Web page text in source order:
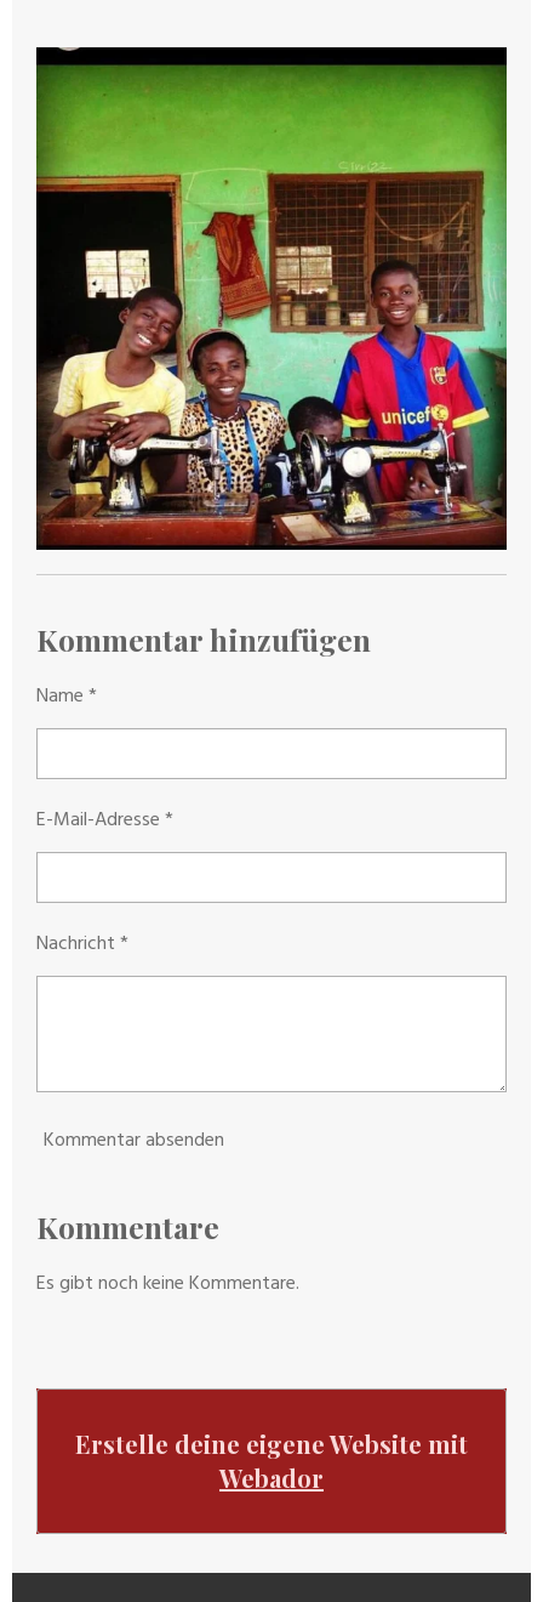
Kommentar hinzufügen
Name *
E-Mail-Adresse *
Nachricht *
Kommentar absenden
Kommentare
Es gibt noch keine Kommentare.
Erstelle deine eigene Website mit
Webador